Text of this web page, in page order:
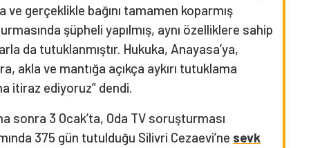
ve gerçeklikle bağını tamamen koparmış
şüpheli yapılmış, aynı özelliklere sahip
da tutuklanmıştır. Hukuka, Anayasa’ya,
akla ve mantığa açıkça aykırı tutuklama
itiraz ediyoruz” dendi.
sonra 3 Ocak’ta, Oda TV soruşturması
375 gün tutulduğu Silivri Cezaevi’ne sevk